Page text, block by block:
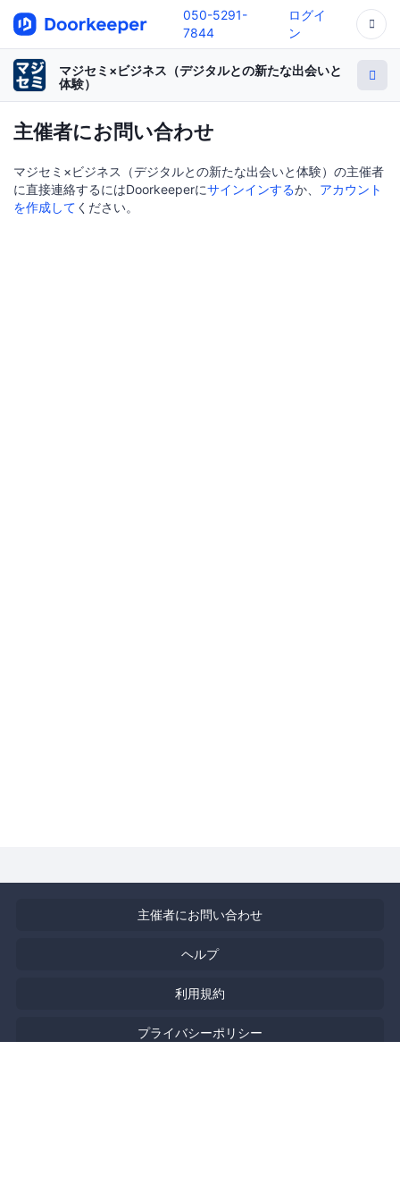
050-5291-
7844
ログイ
ン
マジセミ×ビジネス（デジタルとの新たな出会いと
体験）
主催者にお問い合わせ
マジセミ×ビジネス（デジタルとの新たな出会いと体験）の主催者
に直接連絡するにはDoorkeeperにサインインするか、 アカウント
を作成して ください。
主催者にお問い合わせ
ヘルプ
利用規約
プライバシーポリシー